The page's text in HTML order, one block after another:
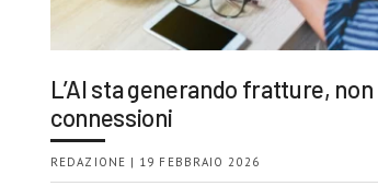
L’AI sta generando fratture, non
connessioni
REDAZIONE | 19 FEBBRAIO 2026